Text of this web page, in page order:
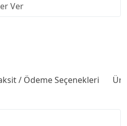
Ver
/ Ödeme Seçenekleri